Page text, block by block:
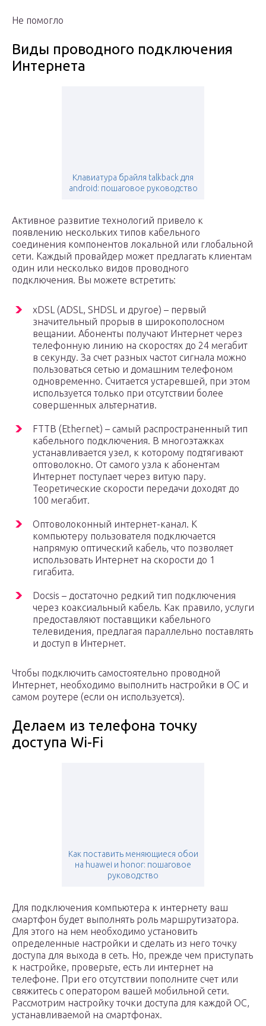
Не помогло
Виды проводного подключения
Интернета
Клавиатура брайля talkback для
android: пошаговое руководство
Активное развитие технологий привело к
появлению нескольких типов кабельного
соединения компонентов локальной или глобальной
сети. Каждый провайдер может предлагать клиентам
один или несколько видов проводного
подключения. Вы можете встретить:
xDSL (ADSL, SHDSL и другое) – первый
значительный прорыв в широкополосном
вещании. Абоненты получают Интернет через
телефонную линию на скоростях до 24 мегабит
в секунду. За счет разных частот сигнала можно
пользоваться сетью и домашним телефоном
одновременно. Считается устаревшей, при этом
используется только при отсутствии более
совершенных альтернатив.
FTTB (Ethernet) – самый распространенный тип
кабельного подключения. В многоэтажках
устанавливается узел, к которому подтягивают
оптоволокно. От самого узла к абонентам
Интернет поступает через витую пару.
Теоретические скорости передачи доходят до
100 мегабит.
Оптоволоконный интернет-канал. К
компьютеру пользователя подключается
напрямую оптический кабель, что позволяет
использовать Интернет на скорости до 1
гигабита.
Docsis – достаточно редкий тип подключения
через коаксиальный кабель. Как правило, услуги
предоставляют поставщики кабельного
телевидения, предлагая параллельно поставлять
и доступ в Интернет.
Чтобы подключить самостоятельно проводной
Интернет, необходимо выполнить настройки в ОС и
самом роутере (если он используется).
Делаем из телефона точку
доступа Wi-Fi
Как поставить меняющиеся обои
на huawei и honor: пошаговое
руководство
Для подключения компьютера к интернету ваш
смартфон будет выполнять роль маршрутизатора.
Для этого на нем необходимо установить
определенные настройки и сделать из него точку
доступа для выхода в сеть. Но, прежде чем приступать
к настройке, проверьте, есть ли интернет на
телефоне. При его отсутствии пополните счет или
свяжитесь с оператором вашей мобильной сети.
Рассмотрим настройку точки доступа для каждой ОС,
устанавливаемой на смартфонах.